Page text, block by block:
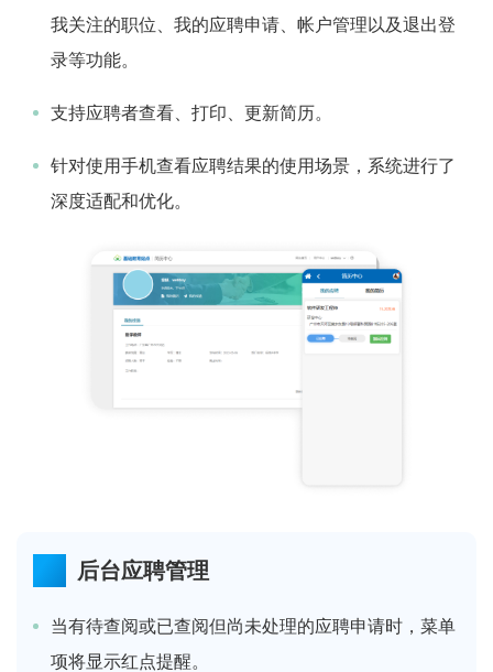
我关注的职位、我的应聘申请、帐户管理以及退出登
录等功能。
支持应聘者查看、打印、更新简历。
针对使用手机查看应聘结果的使用场景，系统进行了
深度适配和优化。
后台应聘管理
当有待查阅或已查阅但尚未处理的应聘申请时，菜单
项将显示红点提醒。